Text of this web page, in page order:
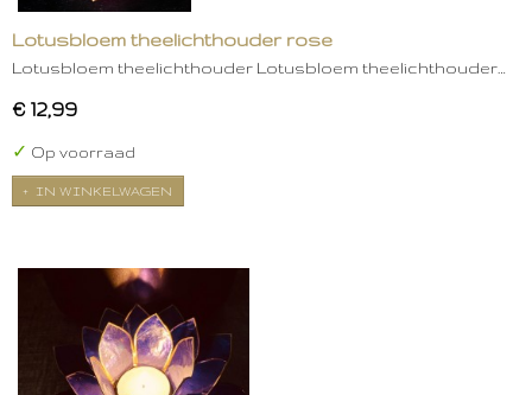
Lotusbloem theelichthouder rose
Lotusbloem theelichthouder Lotusbloem theelichthouder…
€ 12,99
✓ Op voorraad
IN WINKELWAGEN